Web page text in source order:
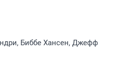
Биббе Хансен, Джефф